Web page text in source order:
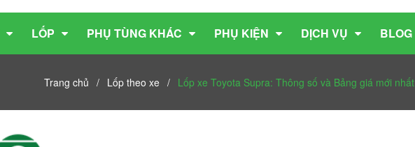
LỐP PHỤ TÙNG KHÁC PHỤ KIỆN DỊCH VỤ BLOG
Trang chủ / Lốp theo xe / Lốp xe Toyota Supra: Thông số và Bảng giá mới nhất